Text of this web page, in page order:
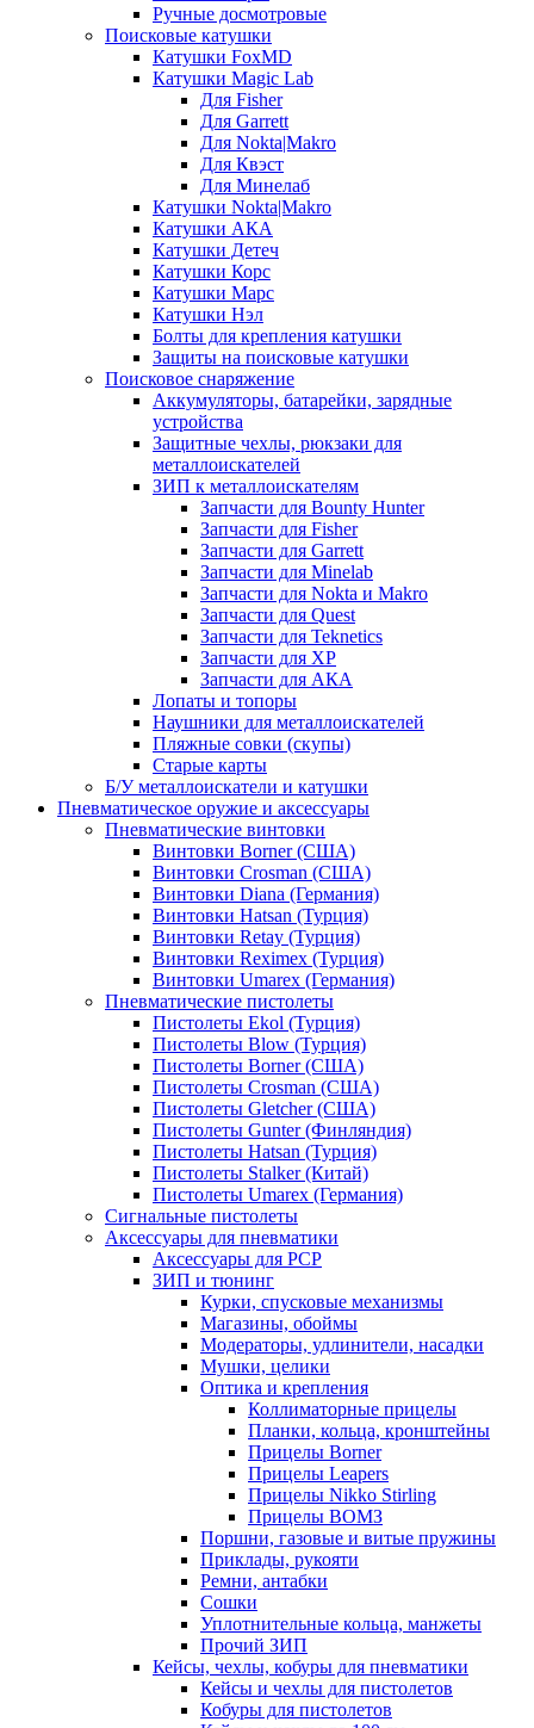
Ручные досмотровые
Поисковые катушки
Катушки FoxMD
Катушки Magic Lab
Для Fisher
Для Garrett
Для Nokta|Makro
Для Квэст
Для Минелаб
Катушки Nokta|Makro
Катушки АКА
Катушки Детеч
Катушки Корс
Катушки Марс
Катушки Нэл
Болты для крепления катушки
Защиты на поисковые катушки
Поисковое снаряжение
Аккумуляторы, батарейки, зарядные
устройства
Защитные чехлы, рюкзаки для
металлоискателей
ЗИП к металлоискателям
Запчасти для Bounty Hunter
Запчасти для Fisher
Запчасти для Garrett
Запчасти для Minelab
Запчасти для Nokta и Makro
Запчасти для Quest
Запчасти для Teknetics
Запчасти для XP
Запчасти для АКА
Лопаты и топоры
Наушники для металлоискателей
Пляжные совки (скупы)
Старые карты
Б/У металлоискатели и катушки
Пневматическое оружие и аксессуары
Пневматические винтовки
Винтовки Borner (США)
Винтовки Crosman (США)
Винтовки Diana (Германия)
Винтовки Hatsan (Турция)
Винтовки Retay (Турция)
Винтовки Reximex (Турция)
Винтовки Umarex (Германия)
Пневматические пистолеты
Пистолеты Ekol (Турция)
Пистолеты Blow (Турция)
Пистолеты Borner (США)
Пистолеты Crosman (США)
Пистолеты Gletcher (США)
Пистолеты Gunter (Финляндия)
Пистолеты Hatsan (Турция)
Пистолеты Stalker (Китай)
Пистолеты Umarex (Германия)
Сигнальные пистолеты
Аксессуары для пневматики
Аксессуары для PCP
ЗИП и тюнинг
Курки, спусковые механизмы
Магазины, обоймы
Модераторы, удлинители, насадки
Мушки, целики
Оптика и крепления
Коллиматорные прицелы
Планки, кольца, кронштейны
Прицелы Borner
Прицелы Leapers
Прицелы Nikko Stirling
Прицелы ВОМЗ
Поршни, газовые и витые пружины
Приклады, рукояти
Ремни, антабки
Сошки
Уплотнительные кольца, манжеты
Прочий ЗИП
Кейсы, чехлы, кобуры для пневматики
Кейсы и чехлы для пистолетов
Кобуры для пистолетов